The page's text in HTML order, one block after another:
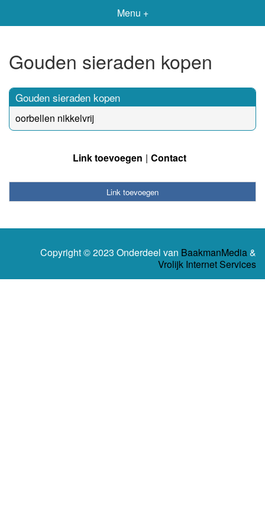
Menu +
Gouden sieraden kopen
Gouden sieraden kopen
oorbellen nikkelvrij
Link toevoegen Contact
Link toevoegen
Copyright © 2023 Onderdeel van BaakmanMedia&
Vrolijk Internet Services